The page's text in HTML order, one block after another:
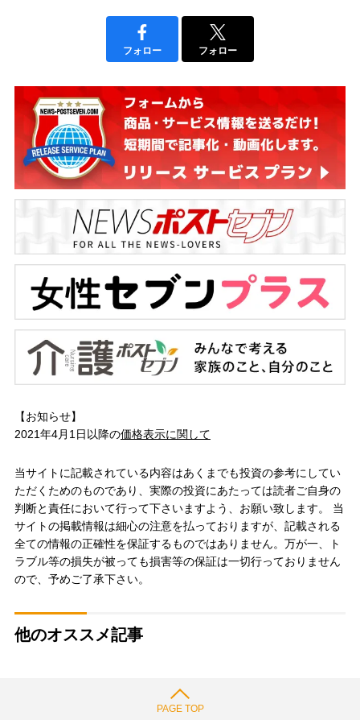
フォロー フォロー
【お知らせ】
2021年4月1日以降の価格表示に関して
当サイトに記載されている内容はあくまでも投資の参考にしてい
ただくためのものであり、実際の投資にあたっては読者ご自身の
判断と責任において行って下さいますよう、お願い致します。 当
サイトの掲載情報は細心の注意を払っておりますが、記載される
全ての情報の正確性を保証するものではありません。万が一、ト
ラブル等の損失が被っても損害等の保証は一切行っておりません
ので、予めご了承下さい。
他のオススメ記事
PAGE TOP